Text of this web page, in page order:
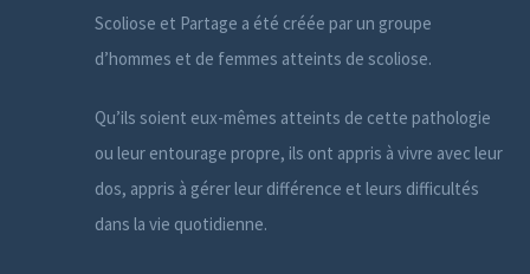
Scoliose et Partage a été créée par un groupe
d’hommes et de femmes atteints de scoliose.
Qu’ils soient eux-mêmes atteints de cette pathologie
ou leur entourage propre, ils ont appris à vivre avec leur
dos, appris à gérer leur différence et leurs difficultés
dans la vie quotidienne.